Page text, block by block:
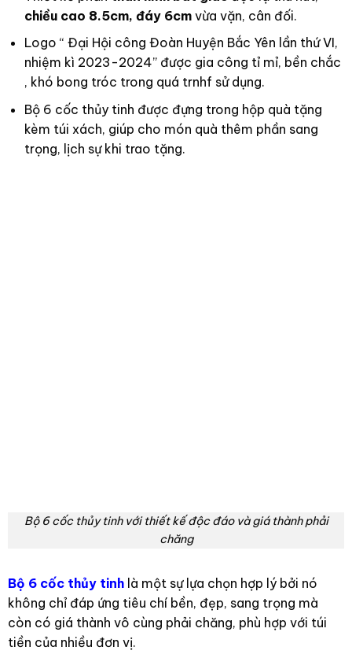
chiều cao 8.5cm, đáy 6cmvừa vặn, cân đối.
Logo “ Đại Hội công Đoàn Huyện Bắc Yên lần thứ VI,
nhiệm kì 2023-2024” được gia công tỉ mỉ, bền chắc
, khó bong tróc trong quá trnhf sử dụng.
Bộ 6 cốc thủy tinh được đựng trong hộp quà tặng
kèm túi xách, giúp cho món quà thêm phần sang
trọng, lịch sự khi trao tặng.
Bộ 6 cốc thủy tinh với thiết kế độc đáo và giá thành phải
chăng
Bộ 6 cốc thủy tinhlà một sự lựa chọn hợp lý bởi nó
không chỉ đáp ứng tiêu chí bền, đẹp, sang trọng mà
còn có giá thành vô cùng phải chăng, phù hợp với túi
tiền của nhiều đơn vị.